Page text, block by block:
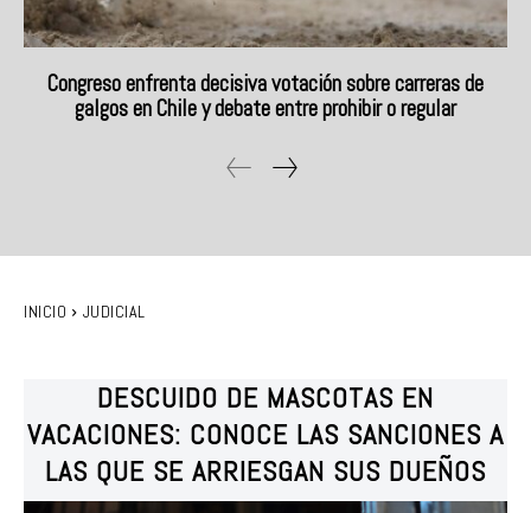
Congreso enfrenta decisiva votación sobre carreras de
galgos en Chile y debate entre prohibir o regular